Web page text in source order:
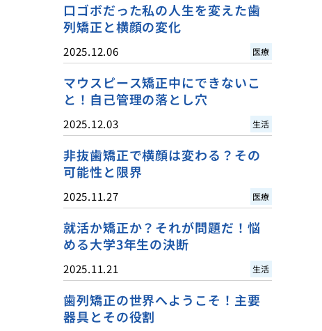
口ゴボだった私の人生を変えた歯
列矯正と横顔の変化
2025.12.06 医療
マウスピース矯正中にできないこ
と！自己管理の落とし穴
2025.12.03 生活
非抜歯矯正で横顔は変わる？その
可能性と限界
2025.11.27 医療
就活か矯正か？それが問題だ！悩
める大学3年生の決断
2025.11.21 生活
歯列矯正の世界へようこそ！主要
器具とその役割